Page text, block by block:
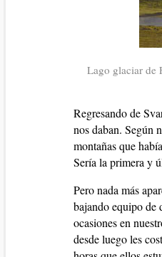
Lago glaciar de
Regresando de
nos daban. Según
montañas que
Sería la primera y
Pero nada más
bajando equipo de
ocasiones en
desde luego les